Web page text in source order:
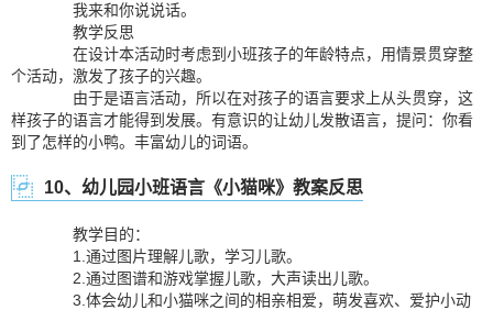
我来和你说说话。
教学反思
在设计本活动时考虑到小班孩子的年龄特点，用情景贯穿整
个活动，激发了孩子的兴趣。
由于是语言活动，所以在对孩子的语言要求上从头贯穿，这
样孩子的语言才能得到发展。有意识的让幼儿发散语言，提问：你看
到了怎样的小鸭。丰富幼儿的词语。
10、幼儿园小班语言《小猫咪》教案反思
教学目的：
1.通过图片理解儿歌，学习儿歌。
2.通过图谱和游戏掌握儿歌，大声读出儿歌。
3.体会幼儿和小猫咪之间的相亲相爱，萌发喜欢、爱护小动